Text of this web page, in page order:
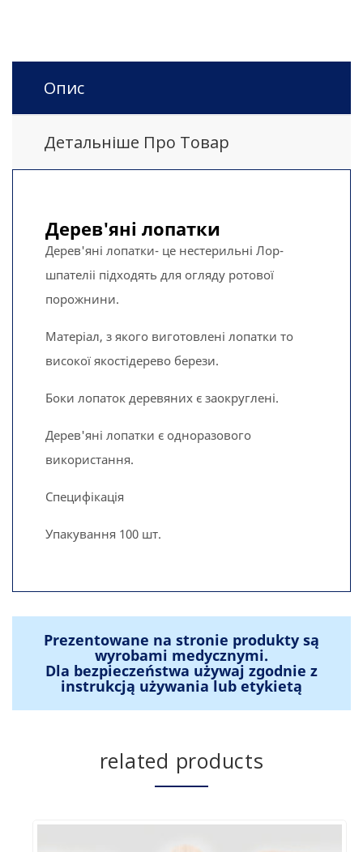
Опис
Детальніше Про Товар
Дерев'яні лопатки
Дерев'яні лопатки- це нестерильні Лор-
шпателіі підходять для огляду ротової
порожнини.
Матеріал, з якого виготовлені лопатки то
високої якостідерево берези.
Боки лопаток деревяних є заокруглені.
Дерев'яні лопатки є одноразового
використання.
Специфікація
Упакування 100 шт.
Prezentowane na stronie produkty są
wyrobami medycznymi.
Dla bezpieczeństwa używaj zgodnie z
instrukcją używania lub etykietą
related products